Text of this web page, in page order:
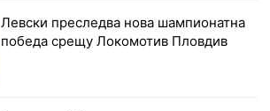
Левски преследва нова шампионатна
победа срещу Локомотив Пловдив